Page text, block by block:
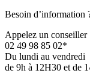
Besoin d’information
Appelez un conseiller
02 49 98 85 02*
Du lundi au vendredi
de 9h à 12H30 et de